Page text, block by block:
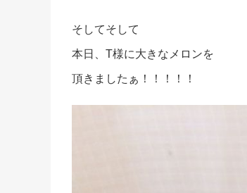
そしてそして
本日、T様に大きなメロンを
頂きましたぁ！！！！！